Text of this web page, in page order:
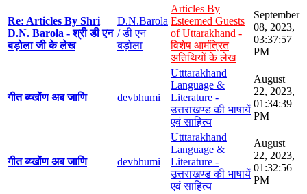
Re: Articles By Shri
D.N. Barola - श्री डी एन
बड़ोला जी के लेख
D.N.Barola
/ डी एन
बड़ोला
Articles By
Esteemed Guests
of Uttarakhand -
विशेष आमंत्रित
अतिथियों के लेख
September
08, 2023,
03:37:57
PM
गीत ब्य्खोंण अब जाणि devbhumi
Utttarakhand
Language &
Literature -
उत्तराखण्ड की भाषायें
एवं साहित्य
August
22, 2023,
01:34:39
PM
गीत ब्य्खोंण अब जाणि devbhumi
Utttarakhand
Language &
Literature -
उत्तराखण्ड की भाषायें
एवं साहित्य
August
22, 2023,
01:32:56
PM